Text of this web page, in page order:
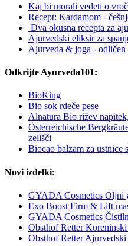
Kaj bi morali vedeti o
Recept: Kardamom -
Dva okusna recepta za
Ajurvedski eliksir za
Ajurveda & joga - odličen
Odkrijte Ayurveda101:
BioKing
Bio sok rdeče pese
Alnatura Bio rižev
Österreichische
zelišči
Biocao balzam za ustnice
Novi izdelki:
GYADA Cosmetics Oljni
Exo Boost Firm & Lift
GYADA Cosmetics
Obsthof Retter
Obsthof Retter